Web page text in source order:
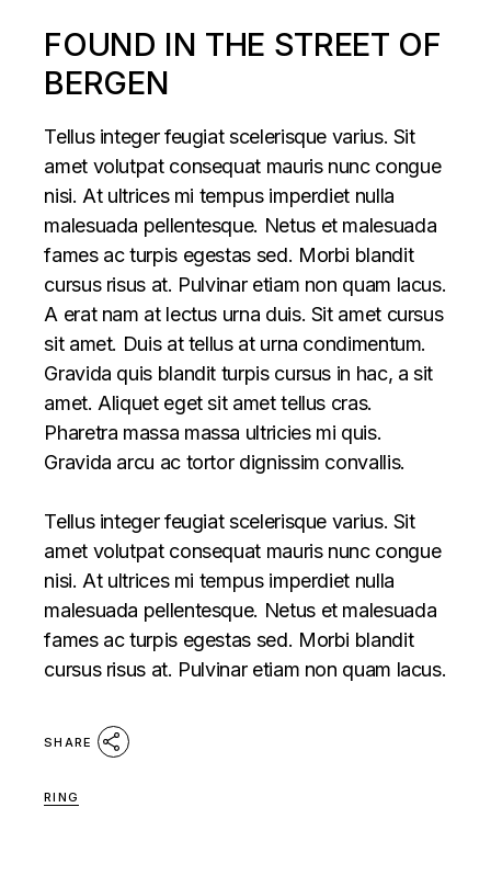
FOUND IN THE STREET OF
BERGEN
Tellus integer feugiat scelerisque varius. Sit
amet volutpat consequat mauris nunc congue
nisi. At ultrices mi tempus imperdiet nulla
malesuada pellentesque. Netus et malesuada
fames ac turpis egestas sed. Morbi blandit
cursus risus at. Pulvinar etiam non quam lacus.
A erat nam at lectus urna duis. Sit amet cursus
sit amet. Duis at tellus at urna condimentum.
Gravida quis blandit turpis cursus in hac, a sit
amet. Aliquet eget sit amet tellus cras.
Pharetra massa massa ultricies mi quis.
Gravida arcu ac tortor dignissim convallis.
Tellus integer feugiat scelerisque varius. Sit
amet volutpat consequat mauris nunc congue
nisi. At ultrices mi tempus imperdiet nulla
malesuada pellentesque. Netus et malesuada
fames ac turpis egestas sed. Morbi blandit
cursus risus at. Pulvinar etiam non quam lacus.
SHARE
RING